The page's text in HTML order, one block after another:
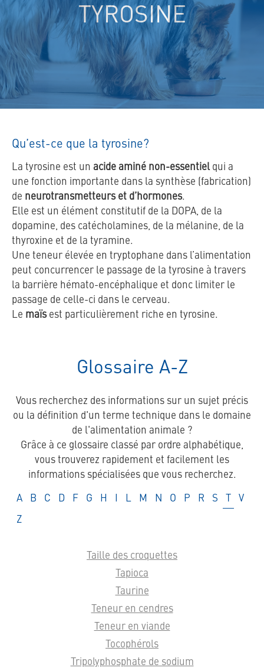
TYROSINE
Qu’est-ce que la tyrosine?
La tyrosine est un acide aminé non-essentielqui a
une fonction importante dans la synthèse (fabrication)
de neurotransmetteurs et d’hormones.
Elle est un élément constitutif de la DOPA, de la
dopamine, des catécholamines, de la mélanine, de la
thyroxine et de la tyramine.
Une teneur élevée en tryptophane dans l’alimentation
peut concurrencer le passage de la tyrosine à travers
la barrière hémato-encéphalique et donc limiter le
passage de celle-ci dans le cerveau.
Le maïsest particulièrement riche en tyrosine.
Glossaire A-Z
Vous recherchez des informations sur un sujet précis
ou la définition d'un terme technique dans le domaine
de l'alimentation animale ?
Grâce à ce glossaire classé par ordre alphabétique,
vous trouverez rapidement et facilement les
informations spécialisées que vous recherchez.
Glossaire
A Glossaire
B Glossaire
C Glossaire
D Glossaire
F Glossaire
G Glossaire
H Glossaire
I Glossaire
L Glossaire
M Glossaire
N Glossaire
O Glossaire
P Glossaire
R Glossaire
S T V
Glossaire
Z
Taille des croquettes
Tapioca
Taurine
Teneur en cendres
Teneur en viande
Tocophérols
Tripolyphosphate de sodium